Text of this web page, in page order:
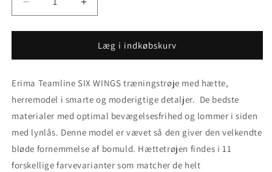
Reducer
antallet
for
teamline
WINGS
træningstrøje
hætte
Øg
antallet
for
Erima
teamline
WINGS
træningstrøje
med
hætte
Læg i indkøbskurv
Erima Teamline SIX WINGS træningstrøje med hætte,
herremodel i smarte og moderigtige detaljer. De bedste
materialer med optimal bevægelsesfrihed og lommer i siden
med lynlås. Denne model er vævet så den giver den velkendte
bløde fornemmelse af bomuld. Hættetrøjen findes i 11
forskellige farvevarianter som matcher de helt